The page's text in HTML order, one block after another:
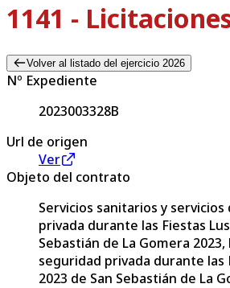
1141 -
Volver al listado del ejercicio 2026
Nº Expediente
2023003328B
Url de origen
Ver
Objeto del contrato
Servicios sanitarios y
privada durante las Fiestas
Sebastián de La Gomera
seguridad privada durante las
2023 de San Sebastián de La